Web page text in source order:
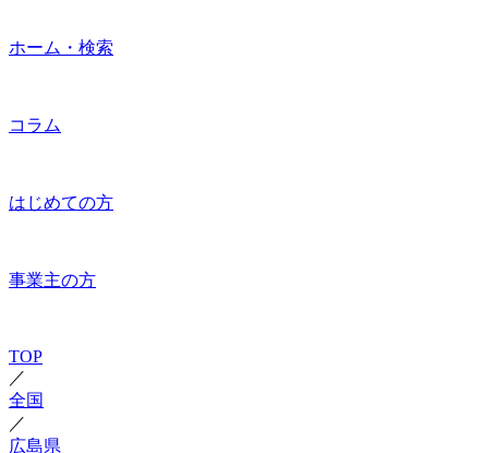
ホーム・検索
コラム
はじめての方
事業主の方
TOP
／
全国
／
広島県